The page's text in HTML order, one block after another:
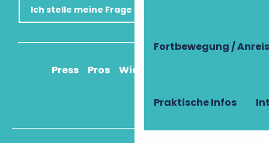
Fortbewegung /
Praktische Infos
Ich stelle meine Frage
Press Pros Wie komme ich an?